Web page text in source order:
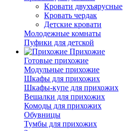
Кровати двухъярусные
Кровать чердак
Детские кровати
Молодежные комнаты
Пуфики для детской
Прихожие
Готовые прихожие
Модульные прихожие
Шкафы для прихожих
Шкафы-купе для прихожих
Вешалки для прихожих
Комоды для прихожих
Обувницы
Тумбы для прихожих